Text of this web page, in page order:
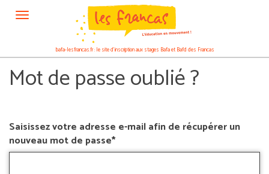
bafa-lesfrancas.fr : le site d’inscription aux stages Bafa et Bafd des Francas
Mot de passe oublié ?
Saisissez votre adresse e-mail afin de récupérer un
nouveau mot de passe*
Panneau de gestion des cookies